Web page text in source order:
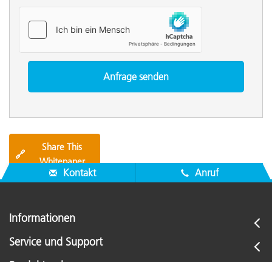
🔗
Share This
Whitepaper
Kontakt Anruf
Informationen
Service und Support